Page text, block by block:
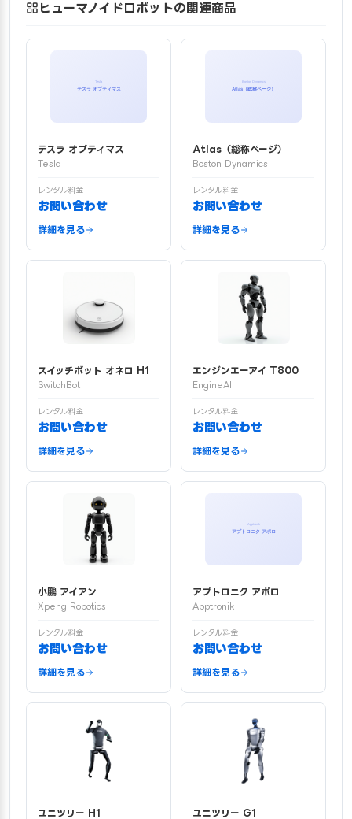
ヒューマノイドロボットの関連商品
テスラ オプティマス
Tesla
レンタル料金
お問い合わせ
詳細を見る
Atlas（総称ページ）
Boston Dynamics
レンタル料金
お問い合わせ
詳細を見る
スイッチボット オネロ H1
SwitchBot
レンタル料金
お問い合わせ
詳細を見る
エンジンエーアイ T800
EngineAI
レンタル料金
お問い合わせ
詳細を見る
小鵬 アイアン
Xpeng Robotics
レンタル料金
お問い合わせ
詳細を見る
アプトロニク アポロ
Apptronik
レンタル料金
お問い合わせ
詳細を見る
ユニツリー H1 ユニツリー G1